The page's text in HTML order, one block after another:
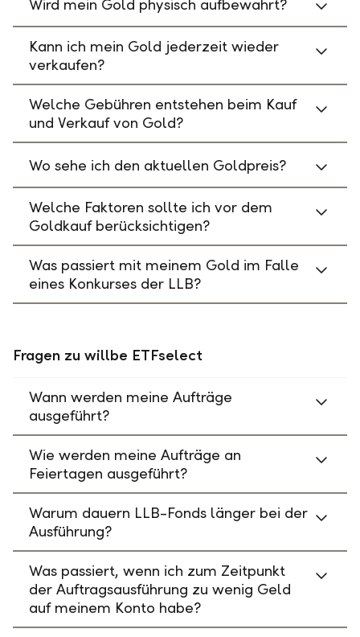
Wird mein Gold physisch aufbewahrt?
Kann ich mein Gold jederzeit wieder
verkaufen?
Welche Gebühren entstehen beim Kauf
und Verkauf von Gold?
Wo sehe ich den aktuellen Goldpreis?
Welche Faktoren sollte ich vor dem
Goldkauf berücksichtigen?
Was passiert mit meinem Gold im Falle
eines Konkurses der LLB?
Fragen zu willbe ETFselect
Wann werden meine Aufträge
ausgeführt?
Wie werden meine Aufträge an
Feiertagen ausgeführt?
Warum dauern LLB-Fonds länger bei der
Ausführung?
Was passiert, wenn ich zum Zeitpunkt
der Auftragsausführung zu wenig Geld
auf meinem Konto habe?